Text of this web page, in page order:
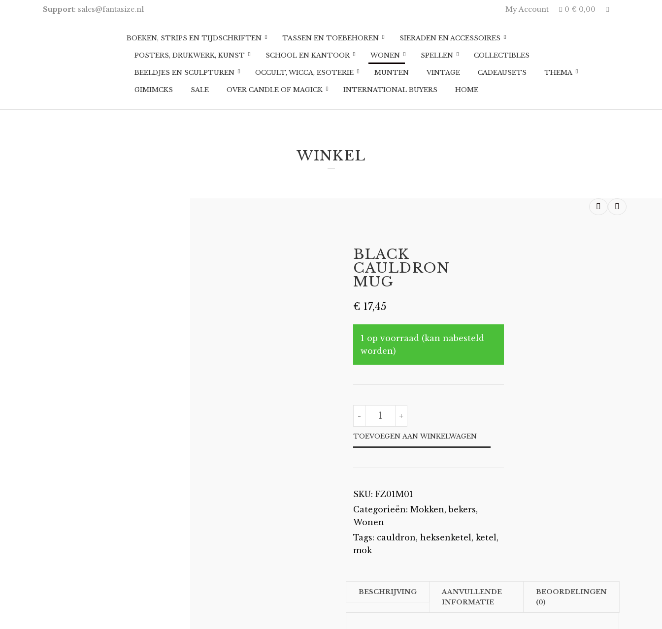
Support: sales@fantasize.nl My Account 0 € 0,00
m
BOEKEN, STRIPS EN TIJDSCHRIFTEN TASSEN EN TOEBEHOREN SIERADEN EN ACCESSOIRES
POSTERS, DRUKWERK, KUNST SCHOOL EN KANTOOR WONEN SPELLEN COLLECTIBLES
BEELDJES EN SCULPTUREN OCCULT, WICCA, ESOTERIE MUNTEN VINTAGE CADEAUSETS THEMA
GIMIMCKS SALE OVER CANDLE OF MAGICK INTERNATIONAL BUYERS HOME
WINKEL
Previous product Next product
BLACK
CAULDRON
MUG
€ 17,45
1 op voorraad (kan nabesteld
worden)
-
CAULDRON
MUG
AANTAL
+
TOEVOEGEN AAN WINKELWAGEN
SKU: FZ01M01
Categorieën: Mokken, bekers,
Wonen
Tags: cauldron, heksenketel, ketel,
mok
BESCHRIJVING
AANVULLENDE
INFORMATIE
BEOORDELINGEN
(0)